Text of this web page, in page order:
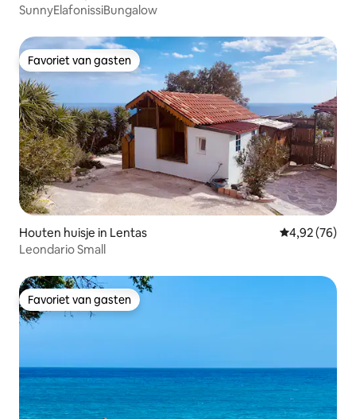
SunnyElafonissiBungalow
Favoriet van gasten
Favoriet van gasten
Houten huisje in Lentas Gemiddelde
4,92 (76)
Leondario Small
Favoriet van gasten
Favoriet van gasten